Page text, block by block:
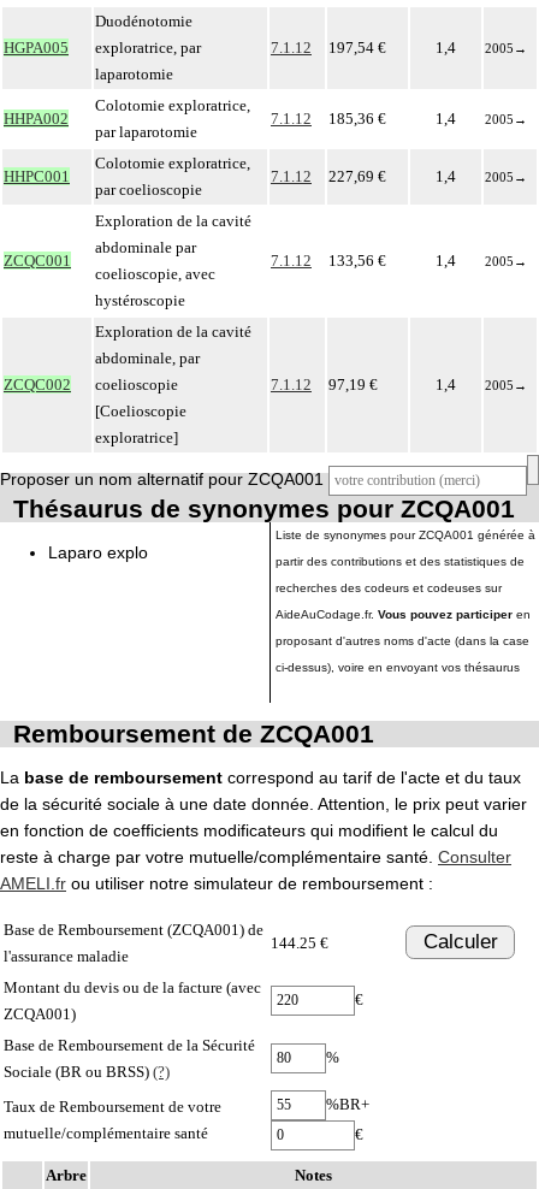
HGPA005
Duodénotomie
exploratrice, par
laparotomie
7.1.12 197,54 € 1,4 2005 →
HHPA002
Colotomie exploratrice,
par laparotomie
7.1.12 185,36 € 1,4 2005 →
HHPC001
Colotomie exploratrice,
par coelioscopie
7.1.12 227,69 € 1,4 2005 →
ZCQC001
Exploration de la cavité
abdominale par
coelioscopie, avec
hystéroscopie
7.1.12 133,56 € 1,4 2005 →
ZCQC002
Exploration de la cavité
abdominale, par
coelioscopie
[Coelioscopie
exploratrice]
7.1.12 97,19 € 1,4 2005 →
Proposer un nom alternatif pour ZCQA001
Thésaurus de synonymes pour ZCQA001
Laparo explo
Liste de synonymes pour ZCQA001 générée à
partir des contributions et des statistiques de
recherches des codeurs et codeuses sur
AideAuCodage.fr. Vous pouvez participer en
proposant d'autres noms d'acte (dans la case
ci-dessus), voire en envoyant vos thésaurus
Remboursement de ZCQA001
La base de remboursement correspond au tarif de l'acte et du taux
de la sécurité sociale à une date donnée. Attention, le prix peut varier
en fonction de coefficients modificateurs qui modifient le calcul du
reste à charge par votre mutuelle/complémentaire santé. Consulter
AMELI.fr ou utiliser notre simulateur de remboursement :
Base de Remboursement (ZCQA001) de
l'assurance maladie
144.25 € Calculer
Montant du devis ou de la facture (avec
ZCQA001)
€
Base de Remboursement de la Sécurité
Sociale (BR ou BRSS) (?)
%
Taux de Remboursement de votre
mutuelle/complémentaire santé
%BR+
€
Arbre Notes